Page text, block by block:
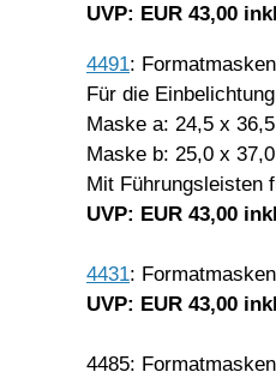
UVP: EUR 43,00
4491:
Für die
Maske a: 24,5 x
Maske b: 25,0 x
Mit Führungsleisten
UVP: EUR 43,00
4431:
UVP: EUR 43,00
4485: